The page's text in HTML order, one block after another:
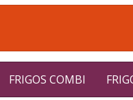
FRIGOS COMBI